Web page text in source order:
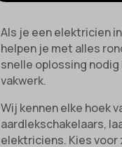
Als je een elektricien
helpen je met alles
snelle oplossing
vakwerk.
Wij kennen elke hoek
aardlekschakelaars,
elektriciens. Kies